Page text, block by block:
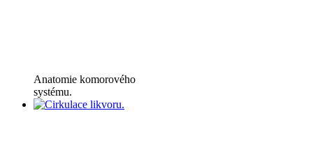
Anatomie komorového
systému.